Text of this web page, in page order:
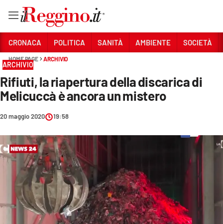
Sezioni
CRONACA
AMBIENTE
SOCIETÀ
CULTURA
ECONOMIA E LAVORO
CRONACA POLITICA SANITÀ AMBIENTE SOCIETÀ
HOME PAGE ARCHIVIO
ARCHIVIO
Rifiuti, la riapertura della discarica di
Melicuccà è ancora un mistero
20 maggio 2020 19:58